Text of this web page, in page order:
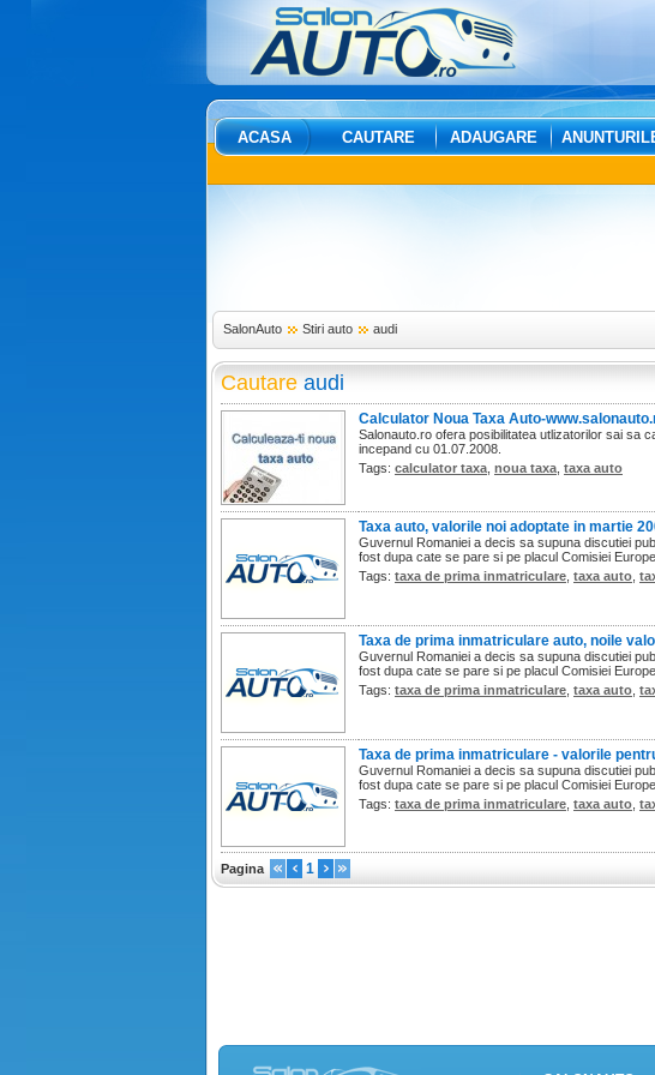
ACASA CAUTARE ADAUGARE
SalonAuto Stiri auto audi
Cautare audi
Calculator Noua Taxa Auto-
Salonauto.ro ofera posibilitatea utlizatorilor sai sa
incepand cu 01.07.2008.
Tags: calculator taxa noua taxa taxa auto
Taxa auto, valorile noi adoptate in martie
Guvernul Romaniei a decis sa supuna discutiei
fost dupa cate se pare si pe placul Comisiei
Tags: taxa de prima inmatriculare taxa auto
Taxa de prima inmatriculare auto, noile
Guvernul Romaniei a decis sa supuna discutiei
fost dupa cate se pare si pe placul Comisiei
Tags: taxa de prima inmatriculare taxa auto
Taxa de prima inmatriculare - valorile
Guvernul Romaniei a decis sa supuna discutiei
fost dupa cate se pare si pe placul Comisiei
Tags: taxa de prima inmatriculare taxa auto
Pagina 1